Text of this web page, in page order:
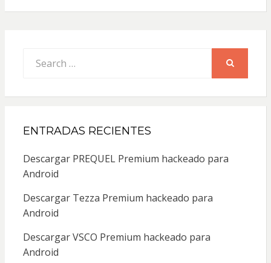
for:
ENTRADAS RECIENTES
Descargar PREQUEL Premium hackeado para
Android
Descargar Tezza Premium hackeado para
Android
Descargar VSCO Premium hackeado para
Android